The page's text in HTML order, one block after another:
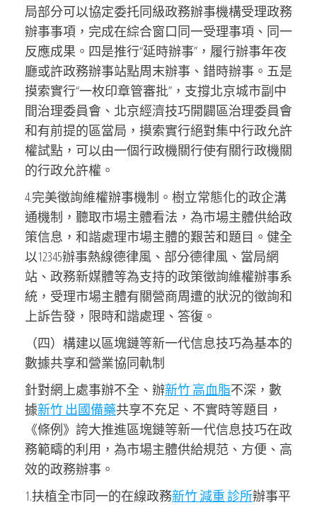
局部分可以協定委托同級政務辦事機構受理政務
辦事事項，完成在綜合窗口同一受理事項、同一
反應成果。四是推行“延時辦事”，履行辦事年夜
廳或許政務辦事站點周末辦事、錯時辦事。五是
摸索實行“一枚印章管審批”，支撐北京城市副中
間治理委員會、北京經濟技巧開闢區治理委員會
和有前提的區當局，摸索實行絕對集中行政允許
權試點，可以由一個行政機關行使有關行政機關
的行政允許權。
4.完美徵詢維權辦事機制。樹立常態化的政企溝
通機制，聽取市場主體看法，為市場主體供給政
策信息，和諧處理市場主體的艱苦和題目。健全
以12345辦事熱線德律風、部分德律風、當局網
站、政務新媒體等為支持的政策徵詢維權辦事系
統，受理市場主體有關營商周遭的狀況的徵詢和
上訴告發，限時和諧處理、答復。
（四）構建以區塊鏈等新一代信息技巧為基本的
數據共享和營業協同軌制
針對網上處事辦不全、辦新竹 高血脂不深，數
據新竹 出國備藥共享不充足、不實時等題目，
《條例》誇大推進區塊鏈等新一代信息技巧在政
務範疇的利用，為市場主體供給規范、方便、高
效的政務辦事。
1.扶植全市同一的在線政務新竹 減重 診所辦事平